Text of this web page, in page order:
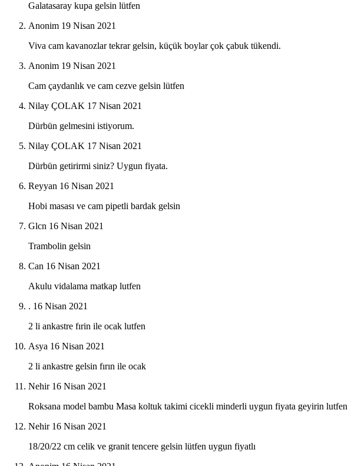
Galatasaray kupa gelsin lütfen
Anonim 19 Nisan 2021
Viva cam kavanozlar tekrar gelsin, küçük boylar çok çabuk tükendi.
Anonim 19 Nisan 2021
Cam çaydanlık ve cam cezve gelsin lütfen
Nilay ÇOLAK 17 Nisan 2021
Dürbün gelmesini istiyorum.
Nilay ÇOLAK 17 Nisan 2021
Dürbün getirirmi siniz? Uygun fiyata.
Reyyan 16 Nisan 2021
Hobi masası ve cam pipetli bardak gelsin
Glcn 16 Nisan 2021
Trambolin gelsin
Can 16 Nisan 2021
Akulu vidalama matkap lutfen
. 16 Nisan 2021
2 li ankastre fırin ile ocak lutfen
Asya 16 Nisan 2021
2 li ankastre gelsin fırın ile ocak
Nehir 16 Nisan 2021
Roksana model bambu Masa koltuk takimi cicekli minderli uygun fiyata geyirin lutfen
Nehir 16 Nisan 2021
18/20/22 cm celik ve granit tencere gelsin lütfen uygun fiyatlı